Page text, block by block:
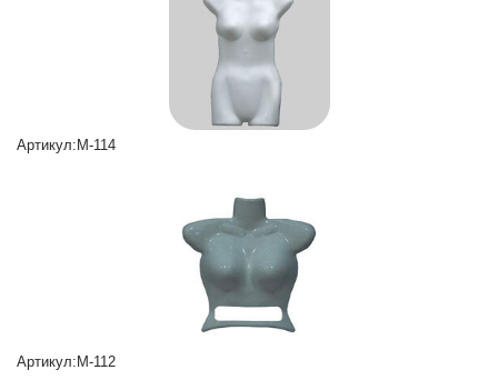
Артикул:M-114
Артикул:M-112